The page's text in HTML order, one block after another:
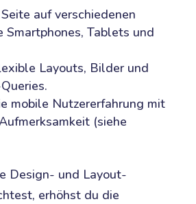
auf verschiedenen
Smartphones, Tablets und
Layouts, Bilder und
mobile Nutzererfahrung mit
(siehe
Design- und Layout-
erhöhst du die